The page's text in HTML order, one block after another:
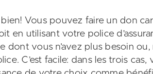
bien! Vous pouvez faire un don
en utilisant votre police
dont vous n’avez plus besoin ou,
C’est facile: dans les trois cas,